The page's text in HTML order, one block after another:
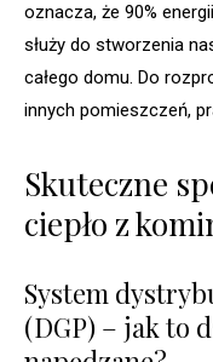
oznacza, że 90%
służy do stworzenia
całego domu. Do
innych pomieszczeń,
Skuteczne
ciepło z
System
(DGP) – jak to